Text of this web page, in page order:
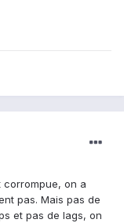
on a
pas. Mais pas de
et pas de lags, on